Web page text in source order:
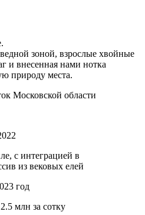
зоной, взрослые хвойные
и внесенная нами нотка
природу места.
Московской области
с интеграцией в
из вековых елей
год
млн за сотку